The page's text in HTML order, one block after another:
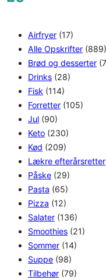
Airfryer (17)
Alle Opskrifter (889)
Brød og desserter
Drinks (28)
Fisk (114)
Forretter (105)
Jul (90)
Keto (230)
Kød (209)
Lækre efterårsretter
Påske (29)
Pasta (65)
Pizza (12)
Salater (136)
Smoothies (21)
Sommer (14)
Suppe (98)
Tilbehør (79)